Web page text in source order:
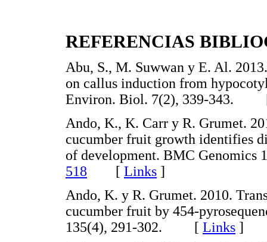
REFERENCIAS
Abu, S., M. Suwwan y E. Al.
on callus induction from
Environ. Biol. 7(2), 339-
Ando, K., K. Carr y R. Grumet.
cucumber fruit growth identifies
of development. BMC Genomics
518 [ Links ]
Ando, K. y R. Grumet. 2010.
cucumber fruit by 454-
135(4), 291-302. [ Links ]